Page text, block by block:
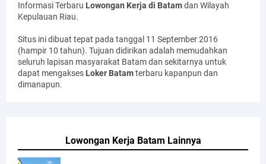
Informasi Terbaru Lowongan Kerja di Batamdan Wilayah
Kepulauan Riau.
Situs ini dibuat tepat pada tanggal 11 September 2016
(hampir 10 tahun). Tujuan didirikan adalah memudahkan
seluruh lapisan masyarakat Batam dan sekitarnya untuk
dapat mengakses Loker Batamterbaru kapanpun dan
dimanapun.
Lowongan Kerja Batam Lainnya